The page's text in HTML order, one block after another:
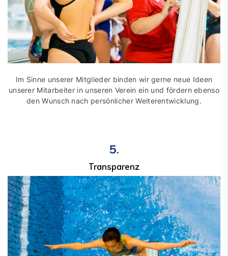
Im Sinne unserer Mitglieder binden wir gerne neue Ideen
unserer Mitarbeiter in unseren Verein ein und fördern ebenso
den Wunsch nach persönlicher Weiterentwicklung.
5.
Transparenz